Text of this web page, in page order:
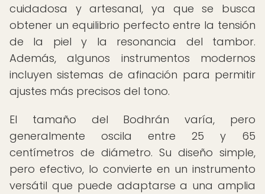
cuidadosa y artesanal, ya que se busca
obtener un equilibrio perfecto entre la tensión
de la piel y la resonancia del tambor.
Además, algunos instrumentos modernos
incluyen sistemas de afinación para permitir
ajustes más precisos del tono.
El tamaño del Bodhrán varía, pero
generalmente oscila entre 25 y 65
centímetros de diámetro. Su diseño simple,
pero efectivo, lo convierte en un instrumento
versátil que puede adaptarse a una amplia